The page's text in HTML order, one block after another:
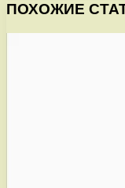
ПОХОЖИЕ